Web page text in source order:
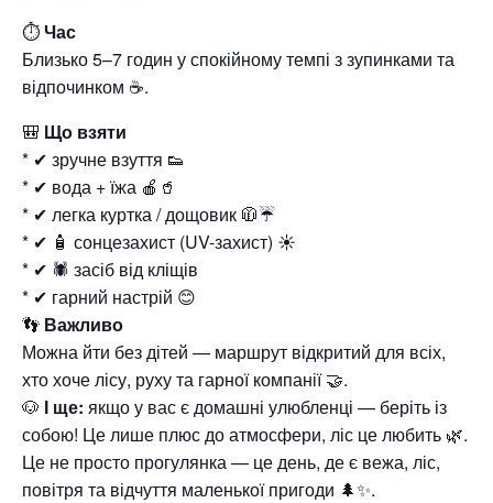
⏱Час
Близько 5–7 годин у спокійному темпі з зупинками та
відпочинком ☕️.
🎒 Що взяти
* ✔ зручне взуття 👟
* ✔ вода + їжа 🍎🥤
* ✔ легка куртка / дощовик 🧥☔
* ✔ 🧴 сонцезахист (UV-захист) ☀️
* ✔ 🕷 засіб від кліщів
* ✔ гарний настрій 😊
👣 Важливо
Можна йти без дітей — маршрут відкритий для всіх,
хто хоче лісу, руху та гарної компанії 🤝.
🐶 І ще: якщо у вас є домашні улюбленці — беріть із
собою! Це лише плюс до атмосфери, ліс це любить 🌿.
Це не просто прогулянка — це день, де є вежа, ліс,
повітря та відчуття маленької пригоди 🌲✨.